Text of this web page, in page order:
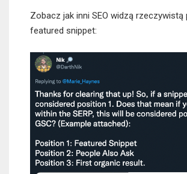
Zobacz jak inni SEO widzą rzeczywistą
featured snippet: